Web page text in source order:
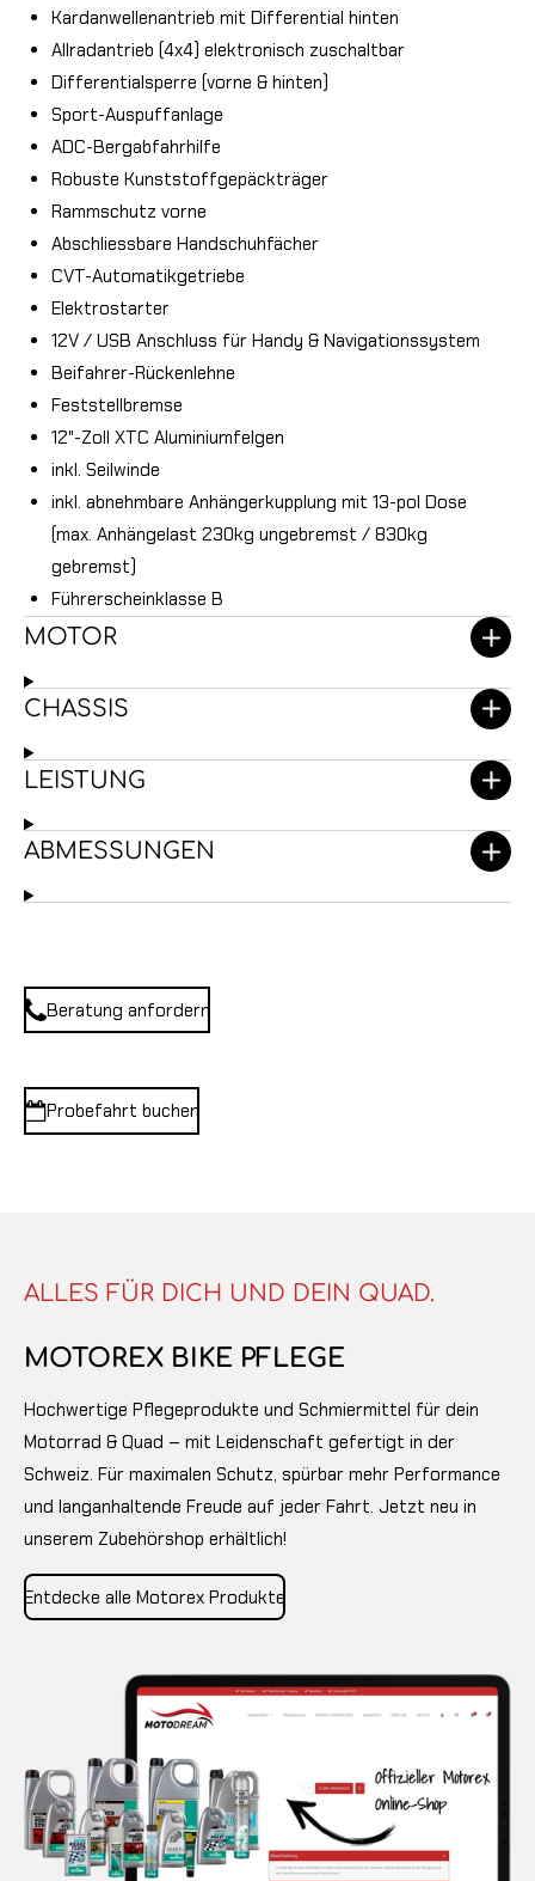
Kardanwellenantrieb mit Differential hinten
Allradantrieb (4x4) elektronisch zuschaltbar
Differentialsperre (vorne & hinten)
Sport-Auspuffanlage
ADC-Bergabfahrhilfe
Robuste Kunststoffgepäckträger
Rammschutz vorne
Abschliessbare Handschuhfächer
CVT-Automatikgetriebe
Elektrostarter
12V / USB Anschluss für Handy & Navigationssystem
Beifahrer-Rückenlehne
Feststellbremse
12"-Zoll XTC Aluminiumfelgen
inkl. Seilwinde
inkl. abnehmbare Anhängerkupplung mit 13-pol Dose
(max. Anhängelast 230kg ungebremst / 830kg
gebremst)
Führerscheinklasse B
MOTOR
CHASSIS
LEISTUNG
ABMESSUNGEN
Beratung anfordern
Probefahrt buchen
ALLES FÜR DICH UND DEIN QUAD.
MOTOREX BIKE PFLEGE
Hochwertige Pflegeprodukte und Schmiermittel für dein
Motorrad & Quad – mit Leidenschaft gefertigt in der
Schweiz. Für maximalen Schutz, spürbar mehr Performance
und langanhaltende Freude auf jeder Fahrt. Jetzt neu in
unserem Zubehörshop erhältlich!
Entdecke alle Motorex Produkte